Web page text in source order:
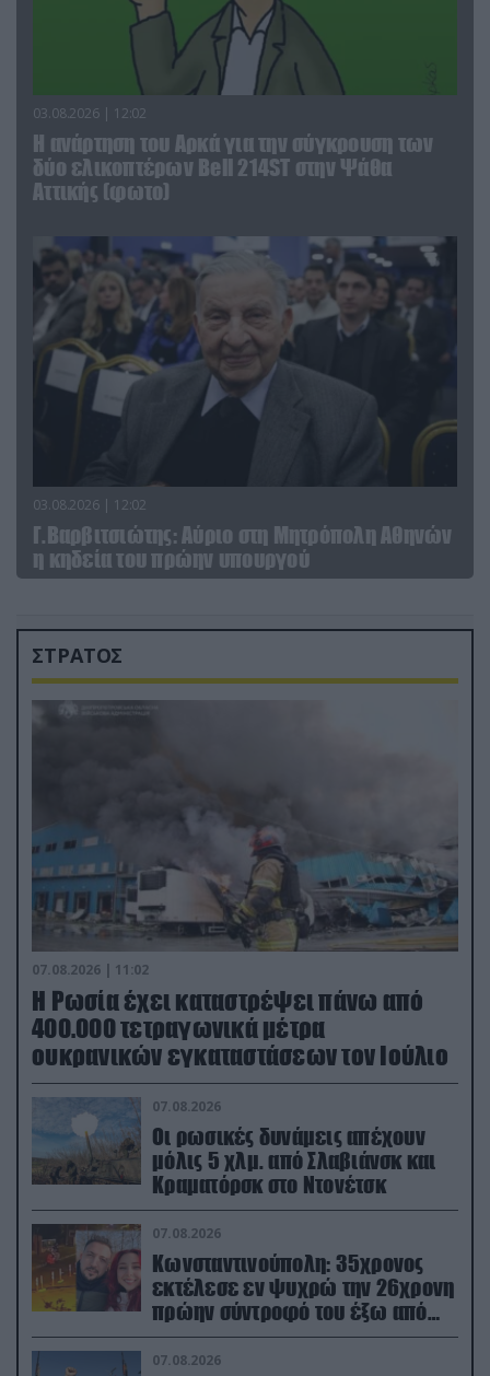
03.08.2026 | 12:02
Η ανάρτηση του Αρκά για την σύγκρουση των
δύο ελικοπτέρων Bell 214ST στην Ψάθα
Αττικής (φωτο)
03.08.2026 | 12:02
Γ.Βαρβιτσιώτης: Aύριο στη Μητρόπολη Αθηνών
η κηδεία του πρώην υπουργού
ΣΤΡΑΤΟΣ
07.08.2026 | 11:02
Η Ρωσία έχει καταστρέψει πάνω από
400.000 τετραγωνικά μέτρα
ουκρανικών εγκαταστάσεων τον Ιούλιο
07.08.2026
Οι ρωσικές δυνάμεις απέχουν
μόλις 5 χλμ. από Σλαβιάνσκ και
Κραματόρσκ στο Ντονέτσκ
07.08.2026
Κωνσταντινούπολη: 35χρονος
εκτέλεσε εν ψυχρώ την 26χρονη
πρώην σύντροφό του έξω από
φαρμακείο (βίντεο)
07.08.2026